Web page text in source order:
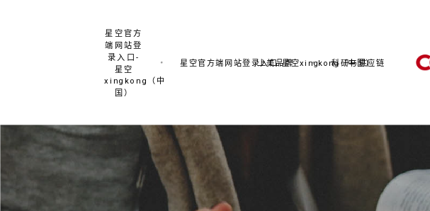
星空官方
端网站登
录入口-
星空
xingkong（中
国）
星空官方端网站登录入口-星空xingkong（中国）
上美品牌 科研与供应链